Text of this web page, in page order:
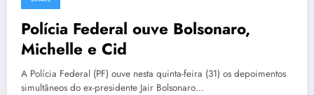
Polícia Federal ouve Bolsonaro,
Michelle e Cid
A Polícia Federal (PF) ouve nesta quinta-feira (31) os depoimentos
simultâneos do ex-presidente Jair Bolsonaro…